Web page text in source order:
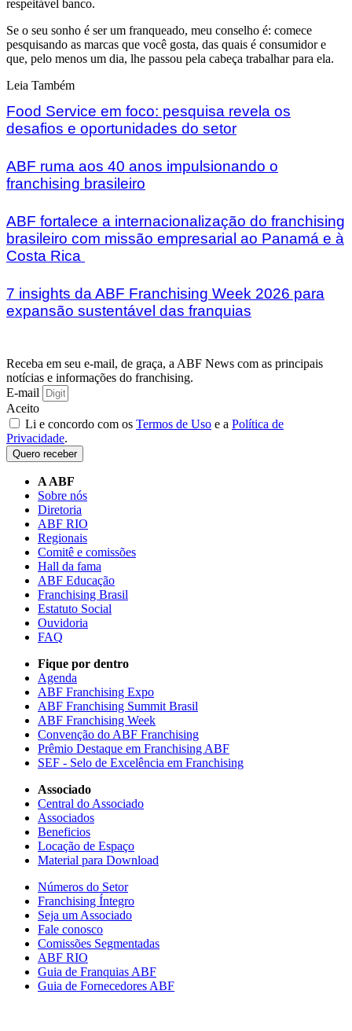
respeitável banco.
Se o seu sonho é ser um franqueado, meu conselho é: comece
pesquisando as marcas que você gosta, das quais é consumidor e
que, pelo menos um dia, lhe passou pela cabeça trabalhar para ela.
Leia Também
Food Service em foco: pesquisa revela os
desafios e oportunidades do setor
ABF ruma aos 40 anos impulsionando o
franchising brasileiro
ABF fortalece a internacionalização do franchising
brasileiro com missão empresarial ao Panamá e à
Costa Rica
7 insights da ABF Franchising Week 2026 para
expansão sustentável das franquias
Receba em seu e-mail, de graça, a ABF News com as principais
notícias e informações do franchising.
E-mail
Aceito
Li e concordo com os Termos de Uso e a Política de
Privacidade.
Quero receber
A ABF
Sobre nós
Diretoria
ABF RIO
Regionais
Comitê e comissões
Hall da fama
ABF Educação
Franchising Brasil
Estatuto Social
Ouvidoria
FAQ
Fique por dentro
Agenda
ABF Franchising Expo
ABF Franchising Summit Brasil
ABF Franchising Week
Convenção do ABF Franchising
Prêmio Destaque em Franchising ABF
SEF - Selo de Excelência em Franchising
Associado
Central do Associado
Associados
Beneficios
Locação de Espaço
Material para Download
Números do Setor
Franchising Íntegro
Seja um Associado
Fale conosco
Comissões Segmentadas
ABF RIO
Guia de Franquias ABF
Guia de Fornecedores ABF